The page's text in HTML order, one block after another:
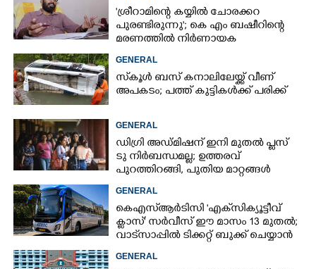
'ശ്രീറാമിന്റെ കയ്യിൽ ചോരക്കറ
പുരണ്ടിരുന്നു'; കെ എം ബഷീറിന്റെ
മരണത്തിൽ നിർണായക
GENERAL
സ്‌കൂൾ ബസ് കനാലിലേയ്ക്ക് വീണ്
അപകടം; പത്ത് കുട്ടികൾക്ക് പരിക്ക്
GENERAL
ഡിഗ്രി അഡ്മിഷന് ഇനി മുതൽ പ്ലസ്
ടു നിർബന്ധമല്ല; ഉത്തരവ്
പുറത്തിറങ്ങി, പുതിയ മാറ്റങ്ങൾ
GENERAL
കെഎസ്‌ആർടിസി 'എക്‌സിക്യൂട്ടീവ്
ക്ളാസ്' സർവീസ് ഈ മാസം 13 മുതൽ;
വാട്‌സാപ്പിൽ ടിക്കറ്റ് ബുക്ക് ചെയ്യാൻ
GENERAL